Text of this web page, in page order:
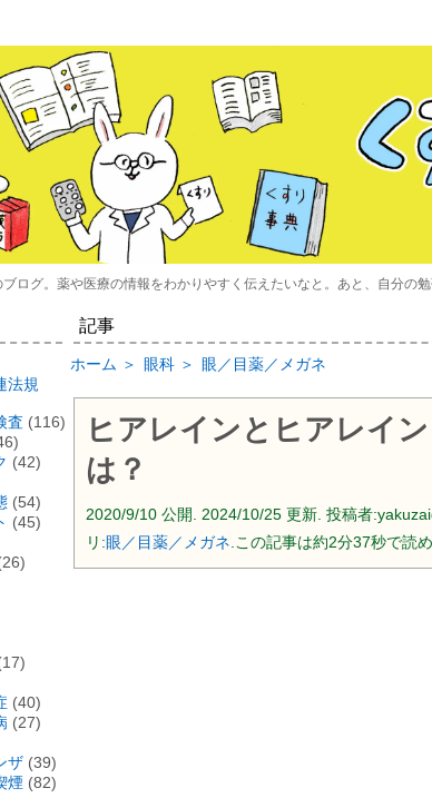
ログ。薬や医療の情報をわかりやすく伝えたいなと。あと、自分の
記事
ホーム ＞ 眼科 ＞ 眼／目薬／メガネ
ヒアレインとヒアレイ
は？
2020/9/10 公開. 2024/10/25 更新. 投稿者:
リ:眼／目薬／メガネ .この記事は約2分37秒で読
法規
査 (116)
(42)
(54)
(45)
(40)
(27)
ザ (39)
煙 (82)